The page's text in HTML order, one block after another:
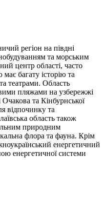
регіон на півдні
та морським
центр області, часто
багату історію та
театрами. Область
пляжами на узбережжі
та Кінбурнської
відпочинку та
область також
природним
флора та фауна. Крім
енергетичний
енергетичної системи